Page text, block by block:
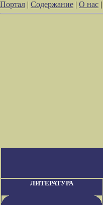
Портал | Содержание | О нас |
ЛИТЕРАТУРА